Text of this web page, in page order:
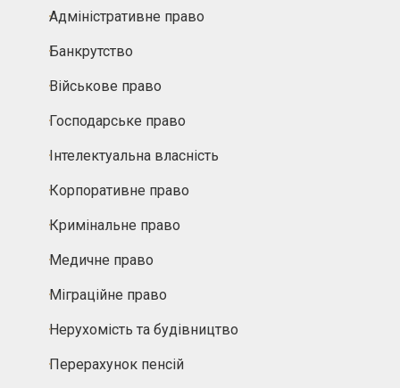
Адміністративне право
Банкрутство
Військове право
Господарське право
Інтелектуальна власність
Корпоративне право
Кримінальне право
Медичне право
Міграційне право
Нерухомість та будівництво
Перерахунок пенсій